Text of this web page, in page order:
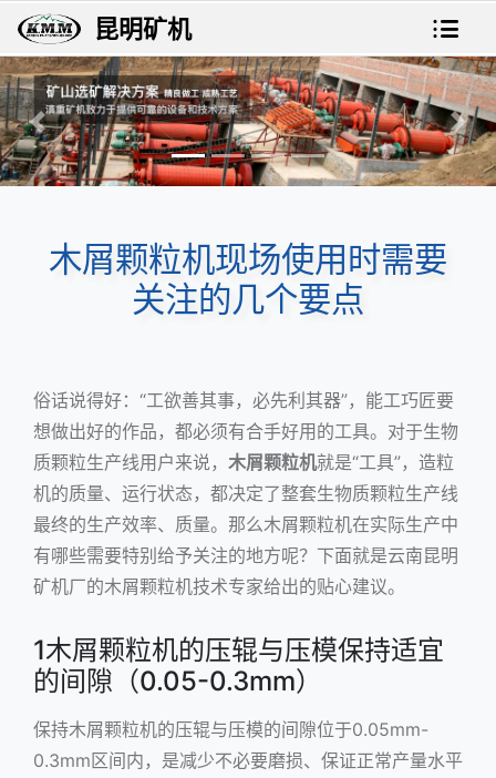
昆明矿机
上一张 下
木屑颗粒机现场使用时需要
关注的几个要点
俗话说得好：“工欲善其事，必先利其器”，能工巧匠要
想做出好的作品，都必须有合手好用的工具。对于生物
质颗粒生产线用户来说， 木屑颗粒机就是“工具”，造粒
机的质量、运行状态，都决定了整套生物质颗粒生产线
最终的生产效率、质量。那么木屑颗粒机在实际生产中
有哪些需要特别给予关注的地方呢？下面就是云南昆明
矿机厂的木屑颗粒机技术专家给出的贴心建议。
1木屑颗粒机的压辊与压模保持适宜
的间隙（0.05-0.3mm）
保持木屑颗粒机的压辊与压模的间隙位于0.05mm-
0.3mm区间内，是减少不必要磨损、保证正常产量水平